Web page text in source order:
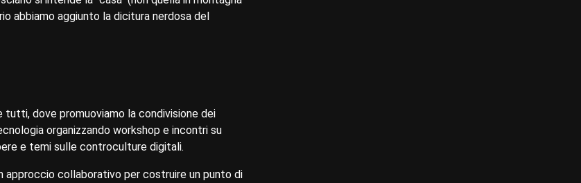
abbiamo aggiunto la dicitura nerdosa del
dove promuoviamo la condivisione dei
organizzando workshop e incontri su
e temi sulle controculture digitali.
approccio collaborativo per costruire un punto di